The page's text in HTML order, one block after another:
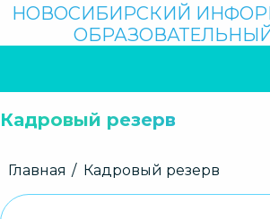
Поиск
НОВОСИБИРСКИЙ
НАВИГАЦИЯ
Кадровый резерв
Строка
Главная Кадровый резерв